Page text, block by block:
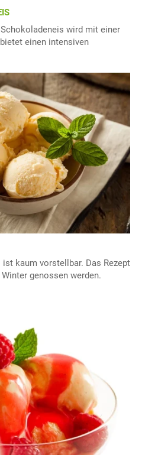
wird mit einer
einen intensiven
kaum vorstellbar. Das Rezept
genossen werden.